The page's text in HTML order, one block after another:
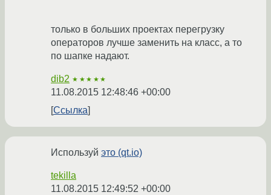
только в больших проектах перегрузку
операторов лучше заменить на класс, а то
по шапке надают.
dib2 ★★★★★
11.08.2015 12:48:46 +00:00
Ссылка
Используй это (qt.io)
tekilla
11.08.2015 12:49:52 +00:00